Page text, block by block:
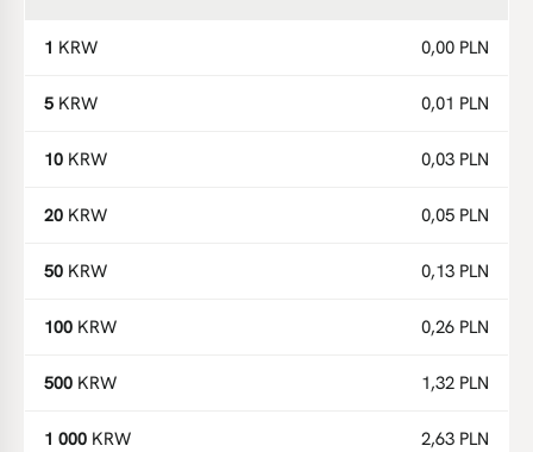
1 KRW 0,00 PLN
5 KRW 0,01 PLN
10 KRW 0,03 PLN
20 KRW 0,05 PLN
50 KRW 0,13 PLN
100 KRW 0,26 PLN
500 KRW 1,32 PLN
1 000 KRW 2,63 PLN